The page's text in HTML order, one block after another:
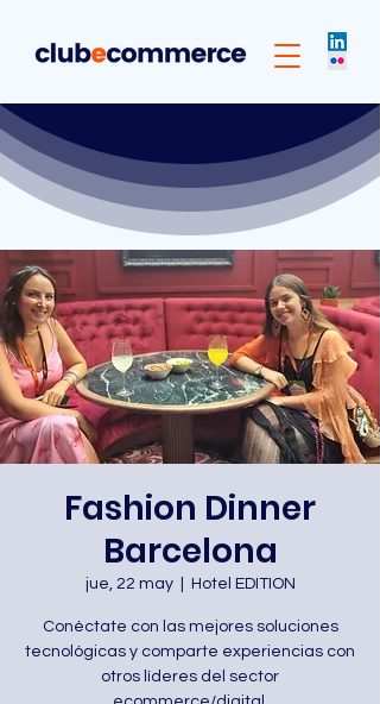
Fashion Dinner
Barcelona
jue, 22 may
  |
Hotel EDITION
Conéctate con las mejores soluciones
tecnológicas y comparte experiencias con
otros líderes del sector